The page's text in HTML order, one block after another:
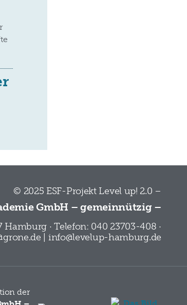
© 2025 ESF-Projekt Level up! 2.0 –
GmbH – gemeinnützig –
· Telefon: 040 23703-408 ·
| info@levelup-hamburg.de
der